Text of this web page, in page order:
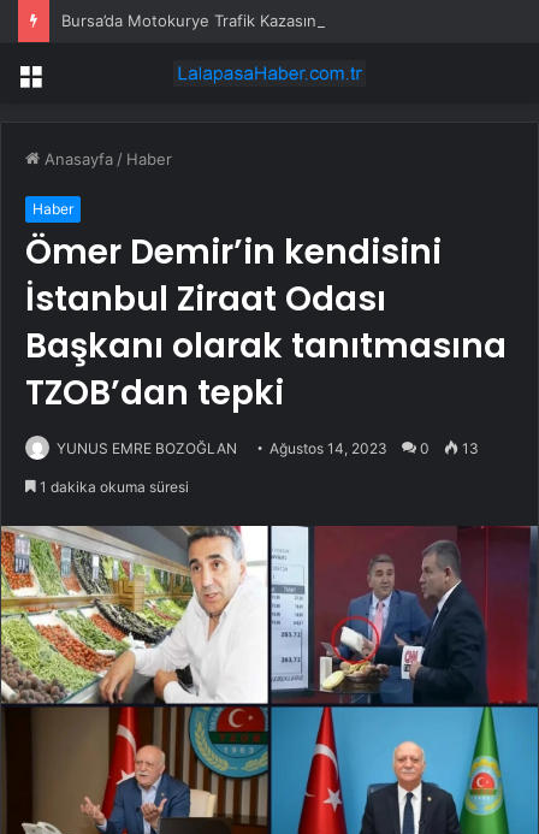
Bursa’da Motokurye Trafik Kazasında Hayatını Kaybetti
Menü
Anasayfa / Haber
Haber
Ömer Demir’in kendisini
İstanbul Ziraat Odası
Başkanı olarak tanıtmasına
TZOB’dan tepki
YUNUS EMRE BOZOĞLAN Ağustos 14, 2023 0 13
1 dakika okuma süresi